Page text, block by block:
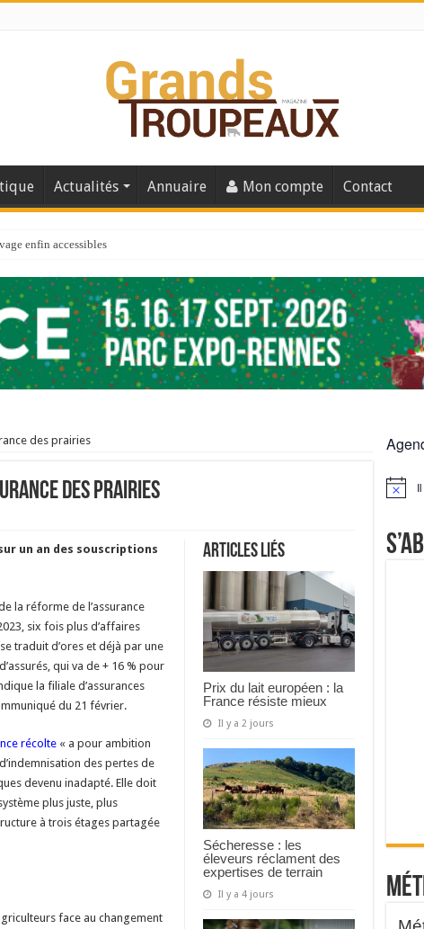
Actualités Annuaire Mon compte Contact
enfin accessibles
numéro de 2025
110
la santé de vos veaux !
91
réclament des expertises de terrain
des prairies
des prairies
Articles liés
Prix du lait européen : la
France résiste mieux
Il y a 2 jours
Sécheresse : les
éleveurs réclament des
expertises de terrain
Il y a 4 jours
un an des souscriptions
la réforme de l’assurance
six fois plus d’affaires
traduit d’ores et déjà par une
qui va de + 16 % pour
la filiale d’assurances
du 21 février.
récolte « a pour ambition
des pertes de
devenu inadapté. Elle doit
plus juste, plus
à trois étages partagée
face au changement
Notice